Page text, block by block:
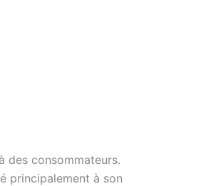
des consommateurs.
principalement à son